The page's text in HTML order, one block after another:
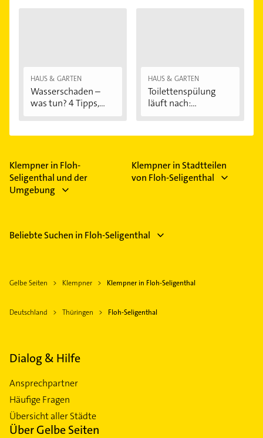
HAUS & GARTEN
Wasserschaden –
was tun? 4 Tipps,...
HAUS & GARTEN
Toilettenspülung
läuft nach:...
Klempner in Floh-
Seligenthal und der
Umgebung
Klempner in Stadtteilen
von Floh-Seligenthal
Beliebte Suchen in Floh-Seligenthal
Gelbe Seiten Klempner Klempner in Floh-Seligenthal
Deutschland Thüringen Floh-Seligenthal
Dialog & Hilfe
Ansprechpartner
Häufige Fragen
Übersicht aller Städte
Über Gelbe Seiten